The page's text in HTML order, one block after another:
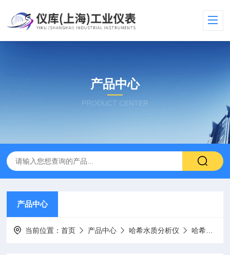
产品中心
PRODUCT CENTER
产品中心
当前位置：首页 产品中心 哈希水质分析仪 哈希分光光度计